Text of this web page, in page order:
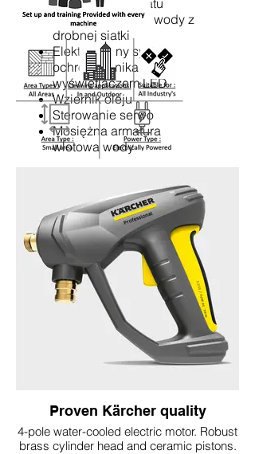
Kontrola presostatu
Zintegrowany filtr wody z
drobnej siatki
Elektroniczny system
ochrony silnika z
wyświetlaczem LED
Wziernik oleju
Sterowanie serwo
Mosiężna armatura
wlotowa wody
Proven Kärcher quality
4-pole water-cooled electric motor. Robust
brass cylinder head and ceramic pistons.